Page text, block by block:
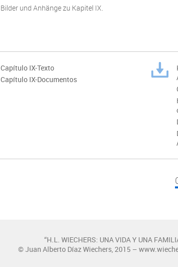
Bilder und Anhänge zu Kapitel IX.
Capítulo IX-Texto
Capítulo IX-Documentos
“H.L. WIECHERS: UNA VIDA Y UNA
© Juan Alberto Díaz Wiechers, 2015 –